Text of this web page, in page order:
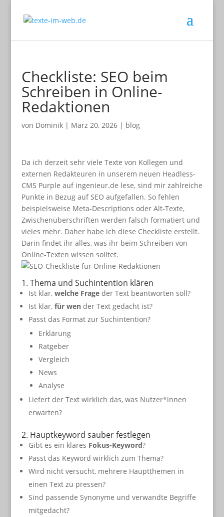
Checkliste: SEO beim
Schreiben in Online-
Redaktionen
von Dominik| März 20, 2026| blog
Da ich derzeit sehr viele Texte von Kollegen und
externen Redakteuren in unserem neuen Headless-
CMS Purple auf ingenieur.de lese, sind mir zahlreiche
Punkte in Bezug auf SEO aufgefallen. So fehlen
beispielsweise Meta-Descriptions oder Alt-Texte,
Zwischenüberschriften werden falsch formatiert und
vieles mehr. Daher habe ich diese Checkliste erstellt.
Darin findet ihr alles, was ihr beim Schreiben von
Online-Texten wissen solltet.
1. Thema und Suchintention klären
Ist klar, welche Frageder Text beantworten soll?
Ist klar, für wender Text gedacht ist?
Passt das Format zur Suchintention?
Erklärung
Ratgeber
Vergleich
News
Analyse
Liefert der Text wirklich das, was Nutzer*innen
erwarten?
2. Hauptkeyword sauber festlegen
Gibt es ein klares Fokus-Keyword?
Passt das Keyword wirklich zum Thema?
Wird nicht versucht, mehrere Hauptthemen in
einen Text zu pressen?
Sind passende Synonyme und verwandte Begriffe
mitgedacht?